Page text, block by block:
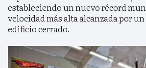
estableciendo un nuevo récord
velocidad más alta alcanzada por
edificio cerrado.